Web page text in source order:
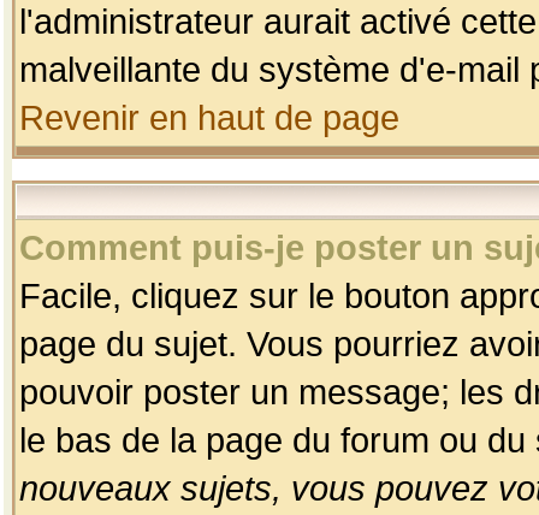
l'administrateur aurait activé
malveillante du système d'e-
Revenir en haut de page
Comment puis-je poster un
Facile, cliquez sur le bouton
page du sujet. Vous pourriez
pouvoir poster un message; les
le bas de la page du forum ou
nouveaux sujets, vous pouvez